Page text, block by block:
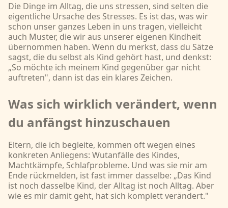
Die Dinge im Alltag, die uns stressen, sind selten die
eigentliche Ursache des Stresses. Es ist das, was wir
schon unser ganzes Leben in uns tragen, vielleicht
auch Muster, die wir aus unserer eigenen Kindheit
übernommen haben. Wenn du merkst, dass du Sätze
sagst, die du selbst als Kind gehört hast, und denkst:
„So möchte ich meinem Kind gegenüber gar nicht
auftreten", dann ist das ein klares Zeichen.
Was sich wirklich verändert, wenn
du anfängst hinzuschauen
Eltern, die ich begleite, kommen oft wegen eines
konkreten Anliegens: Wutanfälle des Kindes,
Machtkämpfe, Schlafprobleme. Und was sie mir am
Ende rückmelden, ist fast immer dasselbe: „Das Kind
ist noch dasselbe Kind, der Alltag ist noch Alltag. Aber
wie es mir damit geht, hat sich komplett verändert."